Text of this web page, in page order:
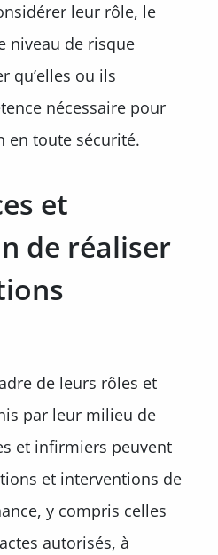
leur rôle, le
niveau de risque
qu’elles ou ils
nécessaire pour
en toute sécurité.
et
de réaliser
de leurs rôles et
par leur milieu de
et infirmiers peuvent
et interventions de
y compris celles
autorisés, à